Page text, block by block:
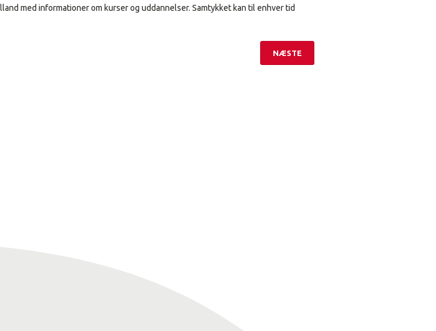
med informationer om kurser og uddannelser. Samtykket kan til enhver tid